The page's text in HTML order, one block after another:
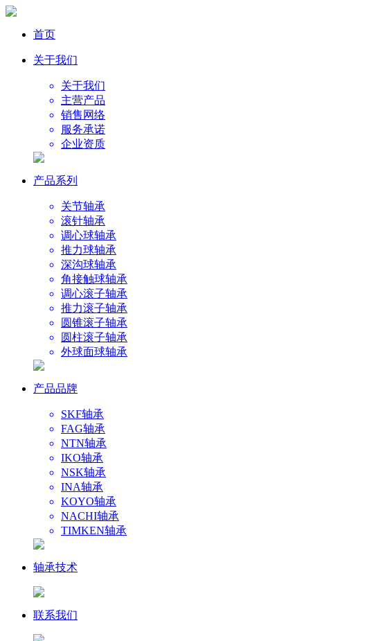
首页
关于我们
关于我们
主营产品
销售网络
服务承诺
企业资质
产品系列
关节轴承
滚针轴承
调心球轴承
推力球轴承
深沟球轴承
角接触球轴承
调心滚子轴承
推力滚子轴承
圆锥滚子轴承
圆柱滚子轴承
外球面球轴承
产品品牌
SKF轴承
FAG轴承
NTN轴承
IKO轴承
NSK轴承
INA轴承
KOYO轴承
NACHI轴承
TIMKEN轴承
轴承技术
联系我们